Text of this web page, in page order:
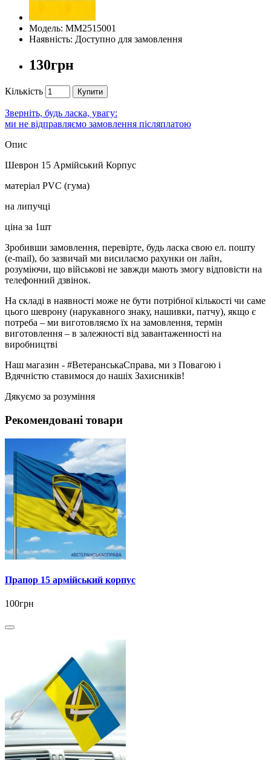
Модель: ММ2515001
Наявність: Доступно для замовлення
130грн
Кількість Купити
Зверніть, будь ласка, увагу:
ми не відправляємо замовлення післяплатою
Опис
Шеврон 15 Армійський Корпус
матеріал PVC (гума)
на липучці
ціна за 1шт
Зробивши замовлення, перевірте, будь ласка свою ел. пошту
(e-mail), бо зазвичай ми висилаємо рахунки он лайн,
розуміючи, що військові не завжди мають змогу відповісти на
телефонний дзвінок.
На складі в наявності може не бути потрібної кількості чи саме
цього шеврону (нарукавного знаку, нашивки, патчу), якщо є
потреба – ми виготовляємо їх на замовлення, термін
виготовлення – в залежності від завантаженності на
виробництві
Наш магазин - #ВетеранськаСправа, ми з Повагою і
Вдячністю ставимося до нашіх Захисників!
Дякуємо за розуміння
Рекомендовані товари
Прапор 15 армійський корпус
100грн